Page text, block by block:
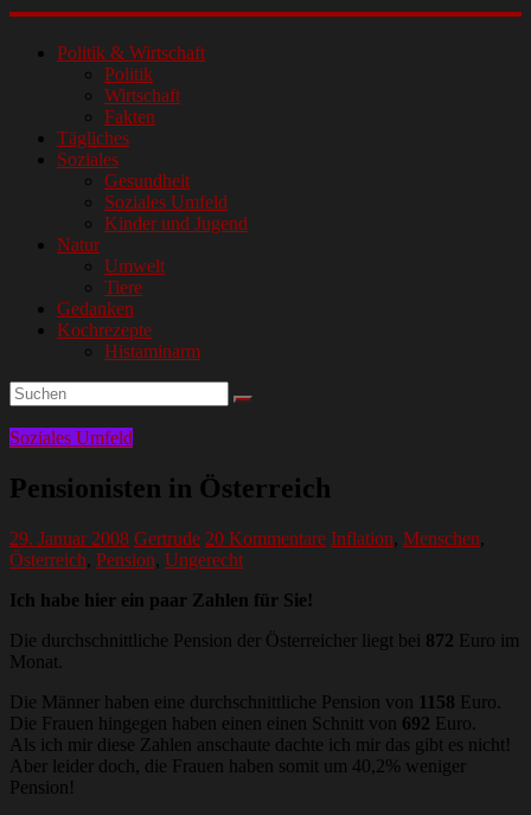
Politik & Wirtschaft
Politik
Wirtschaft
Fakten
Tägliches
Soziales
Gesundheit
Soziales Umfeld
Kinder und Jugend
Natur
Umwelt
Tiere
Gedanken
Kochrezepte
Histaminarm
Soziales Umfeld
Pensionisten in Österreich
29. Januar 2008 Gertrude 20 Kommentare Inflation, Menschen,
Österreich, Pension, Ungerecht
Ich habe hier ein paar Zahlen für Sie!
Die durchschnittliche Pension der Österreicher liegt bei 872 Euro im
Monat.
Die Männer haben eine durchschnittliche Pension von 1158 Euro.
Die Frauen hingegen haben einen einen Schnitt von 692 Euro.
Als ich mir diese Zahlen anschaute dachte ich mir das gibt es nicht!
Aber leider doch, die Frauen haben somit um 40,2% weniger
Pension!